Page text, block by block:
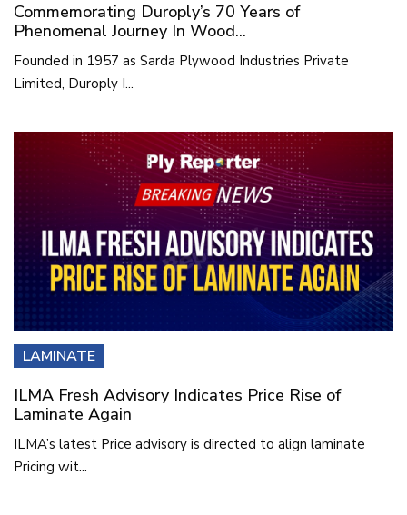
Commemorating Duroply’s 70 Years of
Phenomenal Journey In Wood...
Founded in 1957 as Sarda Plywood Industries Private
Limited, Duroply I...
LAMINATE
ILMA Fresh Advisory Indicates Price Rise of
Laminate Again
ILMA’s latest Price advisory is directed to align laminate
Pricing wit...